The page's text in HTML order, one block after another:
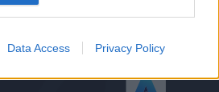
Data Access Privacy Policy